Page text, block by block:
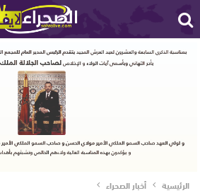
الرئيسية أخبار الصحراء